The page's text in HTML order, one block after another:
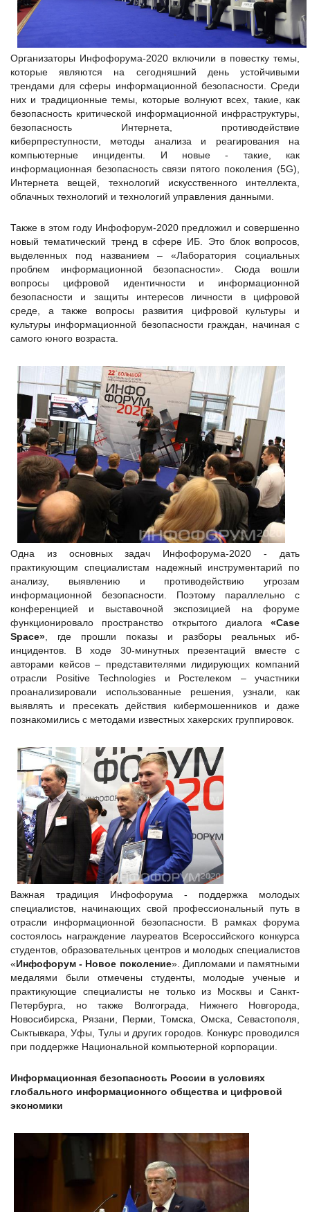
Организаторы Инфофорума-2020 включили в повестку темы,
которые являются на сегодняшний день устойчивыми
трендами для сферы информационной безопасности. Среди
них и традиционные темы, которые волнуют всех, такие, как
безопасность критической информационной инфраструктуры,
безопасность Интернета, противодействие
киберпреступности, методы анализа и реагирования на
компьютерные инциденты. И новые - такие, как
информационная безопасность связи пятого поколения (5G),
Интернета вещей, технологий искусственного интеллекта,
облачных технологий и технологий управления данными.
Также в этом году Инфофорум-2020 предложил и совершенно
новый тематический тренд в сфере ИБ. Это блок вопросов,
выделенных под названием – «Лаборатория социальных
проблем информационной безопасности». Сюда вошли
вопросы цифровой идентичности и информационной
безопасности и защиты интересов личности в цифровой
среде, а также вопросы развития цифровой культуры и
культуры информационной безопасности граждан, начиная с
самого юного возраста.
Одна из основных задач Инфофорума-2020 - дать
практикующим специалистам надежный инструментарий по
анализу, выявлению и противодействию угрозам
информационной безопасности. Поэтому параллельно с
конференцией и выставочной экспозицией на форуме
функционировало пространство открытого диалога «Case
Space» , где прошли показы и разборы реальных иб-
инцидентов. В ходе 30-минутных презентаций вместе с
авторами кейсов – представителями лидирующих компаний
отрасли Positive Technologies и Ростелеком – участники
проанализировали использованные решения, узнали, как
выявлять и пресекать действия кибермошенников и даже
познакомились с методами известных хакерских группировок.
Важная традиция Инфофорума - поддержка молодых
специалистов, начинающих свой профессиональный путь в
отрасли информационной безопасности. В рамках форума
состоялось награждение лауреатов Всероссийского конкурса
студентов, образовательных центров и молодых специалистов
«Инфофорум - Новое поколение». Дипломами и памятными
медалями были отмечены студенты, молодые ученые и
практикующие специалисты не только из Москвы и Санкт-
Петербурга, но также Волгограда, Нижнего Новгорода,
Новосибирска, Рязани, Перми, Томска, Омска, Севастополя,
Сыктывкара, Уфы, Тулы и других городов. Конкурс проводился
при поддержке Национальной компьютерной корпорации.
Информационная безопасность России в условиях
глобального информационного общества и цифровой
экономики